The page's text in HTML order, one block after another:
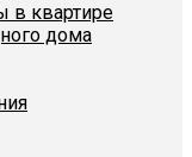
в квартире
дома